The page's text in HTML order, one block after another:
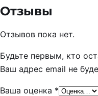
Отзывы
Отзывов пока нет.
Будьте первым, кто
Ваш адрес email не
Ваша оценка *